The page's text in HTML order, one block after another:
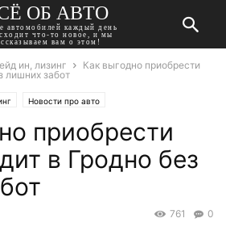
ОБ АВТО
автомобилей каждый день
что-то новое, и мы
вам о этом!
ин, лизинг
Как выгодно приобрести
лишних забот
Новости про авто
приобрести
в Гродно без
0
761